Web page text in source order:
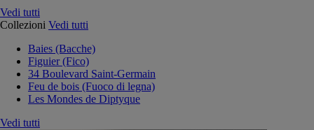
Vedi tutti
Collezioni Vedi tutti
Baies (Bacche)
Figuier (Fico)
34 Boulevard Saint-Germain
Feu de bois (Fuoco di legna)
Les Mondes de Diptyque
Vedi tutti